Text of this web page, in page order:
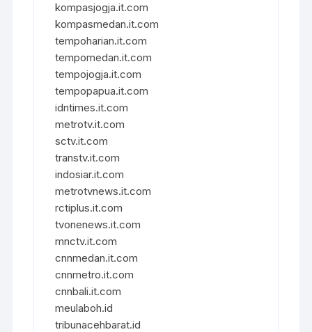
kompasjogja.it.com
kompasmedan.it.com
tempoharian.it.com
tempomedan.it.com
tempojogja.it.com
tempopapua.it.com
idntimes.it.com
metrotv.it.com
sctv.it.com
transtv.it.com
indosiar.it.com
metrotvnews.it.com
rctiplus.it.com
tvonenews.it.com
mnctv.it.com
cnnmedan.it.com
cnnmetro.it.com
cnnbali.it.com
meulaboh.id
tribunacehbarat.id